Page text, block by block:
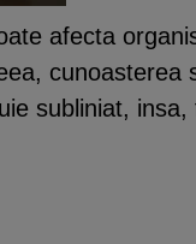
afecta
cunoasterea
subliniat,